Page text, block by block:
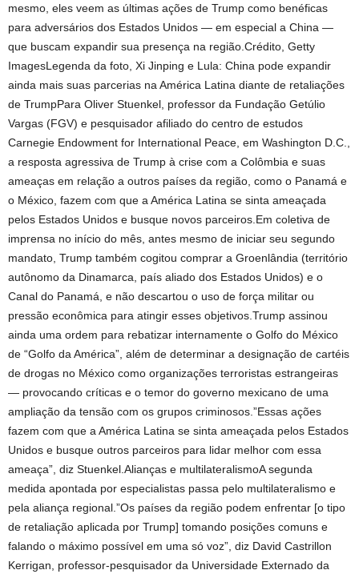
mesmo, eles veem as últimas ações de Trump como benéficas
para adversários dos Estados Unidos — em especial a China —
que buscam expandir sua presença na região.Crédito, Getty
ImagesLegenda da foto, Xi Jinping e Lula: China pode expandir
ainda mais suas parcerias na América Latina diante de retaliações
de TrumpPara Oliver Stuenkel, professor da Fundação Getúlio
Vargas (FGV) e pesquisador afiliado do centro de estudos
Carnegie Endowment for International Peace, em Washington D.C.,
a resposta agressiva de Trump à crise com a Colômbia e suas
ameaças em relação a outros países da região, como o Panamá e
o México, fazem com que a América Latina se sinta ameaçada
pelos Estados Unidos e busque novos parceiros.Em coletiva de
imprensa no início do mês, antes mesmo de iniciar seu segundo
mandato, Trump também cogitou comprar a Groenlândia (território
autônomo da Dinamarca, país aliado dos Estados Unidos) e o
Canal do Panamá, e não descartou o uso de força militar ou
pressão econômica para atingir esses objetivos.Trump assinou
ainda uma ordem para rebatizar internamente o Golfo do México
de “Golfo da América”, além de determinar a designação de cartéis
de drogas no México como organizações terroristas estrangeiras
— provocando críticas e o temor do governo mexicano de uma
ampliação da tensão com os grupos criminosos.”Essas ações
fazem com que a América Latina se sinta ameaçada pelos Estados
Unidos e busque outros parceiros para lidar melhor com essa
ameaça”, diz Stuenkel.Alianças e multilateralismoA segunda
medida apontada por especialistas passa pelo multilateralismo e
pela aliança regional.”Os países da região podem enfrentar [o tipo
de retaliação aplicada por Trump] tomando posições comuns e
falando o máximo possível em uma só voz”, diz David Castrillon
Kerrigan, professor-pesquisador da Universidade Externado da